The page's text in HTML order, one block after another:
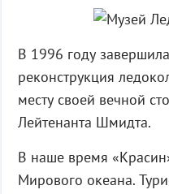
В 1996 году
реконструкция
месту своей вечной
Лейтенанта Шмидта.
В наше время
Мирового океана.